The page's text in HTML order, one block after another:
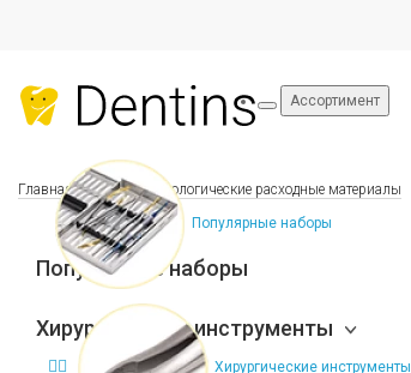
Ассортимент
Популярные наборы
Хирургические инструменты
Главная Стоматологические расходные материалы
Популярные наборы
Хирургические инструменты